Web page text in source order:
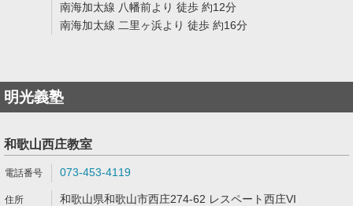
南海加太線 八幡前より 徒歩 約12分
南海加太線 二里ヶ浜より 徒歩 約16分
明光義塾
和歌山西庄教室
073-453-4119
和歌山県和歌山市西庄274-62 レスペート西庄VI